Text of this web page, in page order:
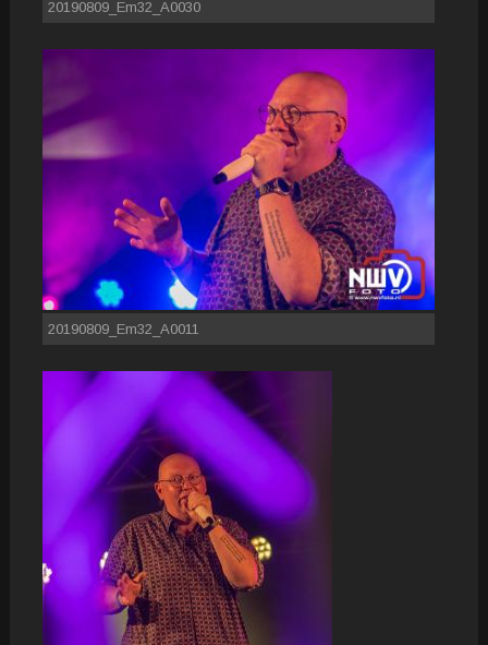
20190809_Em32_A0030
20190809_Em32_A0011